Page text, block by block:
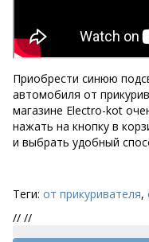
Приобрести синюю
автомобиля от
магазине Electro-kot
нажать на кнопку в
и выбрать удобный
Теги: от прикуривателя,
// //